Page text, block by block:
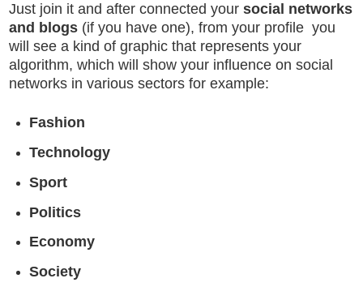
Just join it and after connected your social networks
and blogs (if you have one), from your profile you
will see a kind of graphic that represents your
algorithm, which will show your influence on social
networks in various sectors for example:
Fashion
Technology
Sport
Politics
Economy
Society